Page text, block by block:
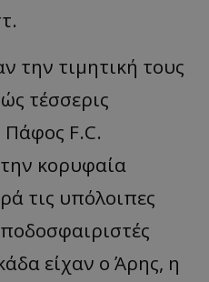
την τιμητική τους
τέσσερις
F.C.
κορυφαία
τις υπόλοιπες
είχαν ο Άρης, η